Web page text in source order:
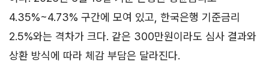
4.35%~4.73% 구간에 모여 있고, 한국은행 기준금리
2.5%와는 격차가 크다. 같은 300만원이라도 심사 결과와
상환 방식에 따라 체감 부담은 달라진다.